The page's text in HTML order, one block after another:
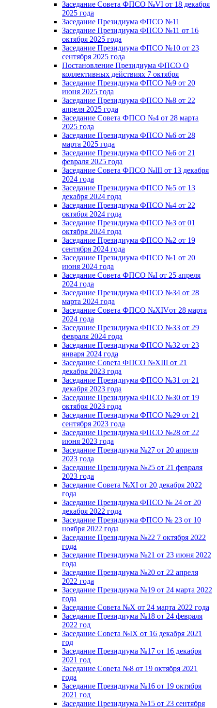
Заседание Совета ФПСО №VI от 18 декабря
2025 года
Заседание Президиума ФПСО №11
Заседание Президиума ФПСО №11 от 16
октября 2025 года
Заседание Президиума ФПСО №10 от 23
сентября 2025 года
Постановление Президиума ФПСО О
коллективных действиях 7 октября
Заседание Президиума ФПСО №9 от 20
июня 2025 года
Заседание Президиума ФПСО №8 от 22
апреля 2025 года
Заседание Совета ФПСО №4 от 28 марта
2025 года
Заседание Президиума ФПСО №6 от 28
марта 2025 года
Заседание Президиума ФПСО №6 от 21
февраля 2025 года
Заседание Совета ФПСО №III от 13 декабря
2024 года
Заседание Президиума ФПСО №5 от 13
декабря 2024 года
Заседание Президиума ФПСО №4 от 22
октября 2024 года
Заседание Президиума ФПСО №3 от 01
октября 2024 года
Заседание Президиума ФПСО №2 от 19
сентября 2024 года
Заседание Президиума ФПСО №1 от 20
июня 2024 года
Заседание Совета ФПСО №I от 25 апреля
2024 года
Заседание Президиума ФПСО №34 от 28
марта 2024 года
Заседание Совета ФПСО №XIVот 28 марта
2024 года
Заседание Президиума ФПСО №33 от 29
февраля 2024 года
Заседание Президиума ФПСО №32 от 23
января 2024 года
Заседание Совета ФПСО №XIII от 21
декабря 2023 года
Заседание Президиума ФПСО №31 от 21
декабря 2023 года
Заседание Президиума ФПСО №30 от 19
октября 2023 года
Заседание Президиума ФПСО №29 от 21
сентября 2023 года
Заседание Президиума ФПСО №28 от 22
июня 2023 года
Заседание Президиума №27 от 20 апреля
2023 года
Заседание Президиума №25 от 21 февраля
2023 года
Заседание Совета №XI от 20 декабря 2022
года
Заседание Президиума ФПСО № 24 от 20
декабря 2022 года
Заседание Президиума ФПСО № 23 от 10
ноября 2022 года
Заседание Президиума №22 7 октября 2022
года
Заседание Президиума №21 от 23 июня 2022
года
Заседание Президиума №20 от 22 апреля
2022 года
Заседание Президиума №19 от 24 марта 2022
года
Заседание Совета №X от 24 марта 2022 года
Заседание Президиума №18 от 24 февраля
2022 год
Заседание Совета №IX от 16 декабря 2021
год
Заседание Президиума №17 от 16 декабря
2021 год
Заседание Совета №8 от 19 октября 2021
года
Заседание Президиума №16 от 19 октября
2021 год
Заседание Президиума №15 от 23 сентября